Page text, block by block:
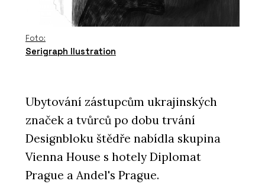
Foto:
Serigraph Ilustration
Ubytování zástupcům ukrajinských
značek a tvůrců po dobu trvání
Designbloku štědře nabídla skupina
Vienna House s hotely Diplomat
Prague a Andel's Prague.